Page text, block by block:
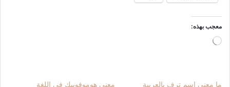
معجب بهذه:
جاري
ما معنى اسم ترف بالعربية معنى هوموفوبيك في اللغة